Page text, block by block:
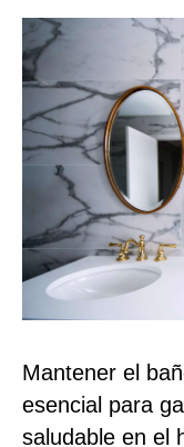
Mantener el
esencial para
saludable en el